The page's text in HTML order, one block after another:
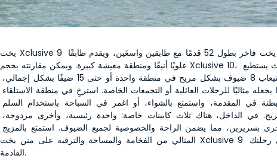
يخت Xclusive 9 هو يخت فاخر بطول 52 قدمًا مع طابقين واسعَين، ويقدم طابقًا
علويًا أنيقًا ومنطقة معيشة كبيرة. ويمكن مقارنته بحجم Xclusive 10، حيث يستطيع
المثالي من الفخامة والمساحة والترفيه على متن يخت Xclusive 9 في رحلتك
القادمة.